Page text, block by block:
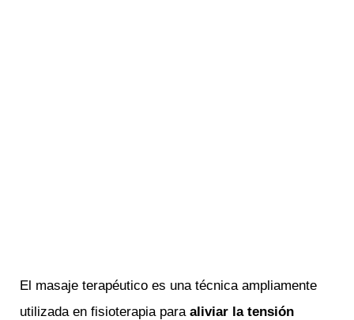
El masaje terapéutico es una técnica ampliamente
utilizada en fisioterapia para aliviar la tensión